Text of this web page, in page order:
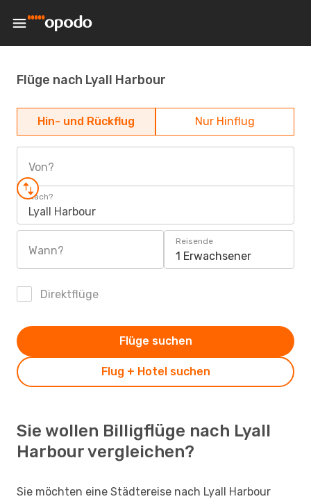
Flüge nach Lyall Harbour
Hin- und Rückflug Nur Hinflug
Von?
Nach?
Lyall Harbour
Wann?
Reisende
1 Erwachsener
Direktflüge
Flug + Hotel suchen
Flüge suchen
Sie wollen Billigflüge nach Lyall
Harbour vergleichen?
Sie möchten eine Städtereise nach Lyall Harbour